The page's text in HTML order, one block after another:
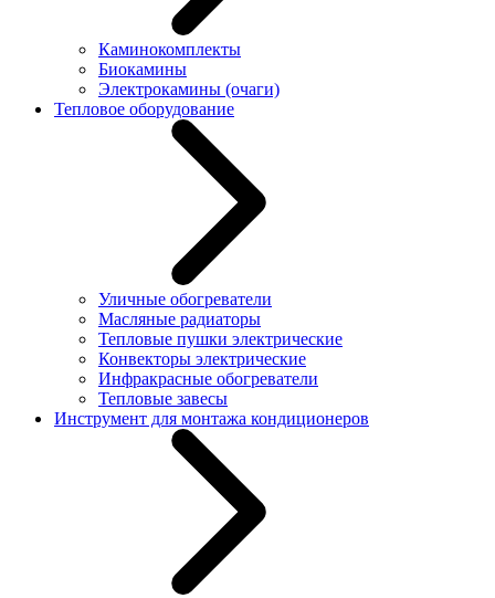
Каминокомплекты
Биокамины
Электрокамины (очаги)
Тепловое оборудование
Уличные обогреватели
Масляные радиаторы
Тепловые пушки электрические
Конвекторы электрические
Инфракрасные обогреватели
Тепловые завесы
Инструмент для монтажа кондиционеров